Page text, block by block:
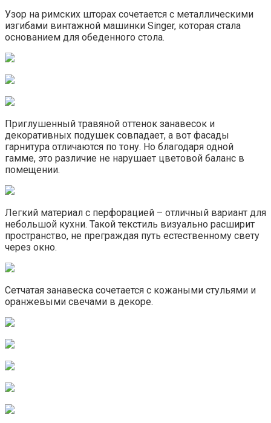
Узор на римских шторах сочетается с металлическими
изгибами винтажной машинки Singer, которая стала
основанием для обеденного стола.
Приглушенный травяной оттенок занавесок и
декоративных подушек совпадает, а вот фасады
гарнитура отличаются по тону. Но благодаря одной
гамме, это различие не нарушает цветовой баланс в
помещении.
Легкий материал с перфорацией – отличный вариант для
небольшой кухни. Такой текстиль визуально расширит
пространство, не преграждая путь естественному свету
через окно.
Сетчатая занавеска сочетается с кожаными стульями и
оранжевыми свечами в декоре.